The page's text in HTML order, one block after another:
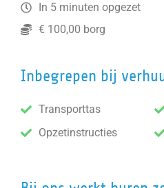
In 5 minuten opgezet
€ 100,00 borg
Inbegrepen bij
Transporttas
Opzetinstructies